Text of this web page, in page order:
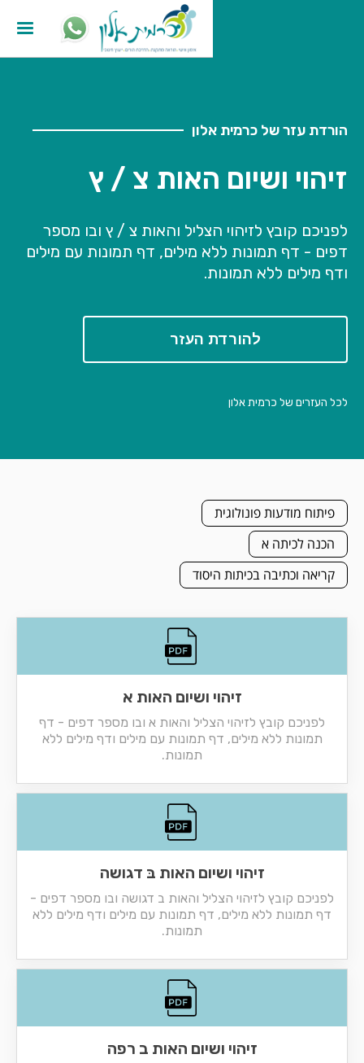
הורדת עזר של כרמית אלון
זיהוי ושיום האות צ / ץ
לפניכם קובץ לזיהוי הצליל והאות צ / ץ ובו מספר
דפים - דף תמונות ללא מילים, דף תמונות עם מילים
ודף מילים ללא תמונות.
להורדת העזר
לכל העזרים של כרמית אלון
פיתוח מודעות פונולוגית
הכנה לכיתה א
קריאה וכתיבה בכיתות היסוד
זיהוי ושיום האות א
לפניכם קובץ לזיהוי הצליל והאות א ובו מספר דפים - דף
תמונות ללא מילים, דף תמונות עם מילים ודף מילים ללא
תמונות.
זיהוי ושיום האות בּ דגושה
לפניכם קובץ לזיהוי הצליל והאות ב דגושה ובו מספר דפים -
דף תמונות ללא מילים, דף תמונות עם מילים ודף מילים ללא
תמונות.
זיהוי ושיום האות ב רפה